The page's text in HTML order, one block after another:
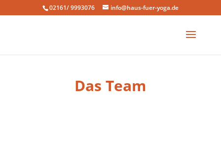
02161/ 9993076 info@haus-fuer-yoga.de
Das Team